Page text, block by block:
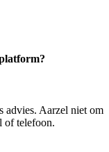
advies. Aarzel niet om
of telefoon.